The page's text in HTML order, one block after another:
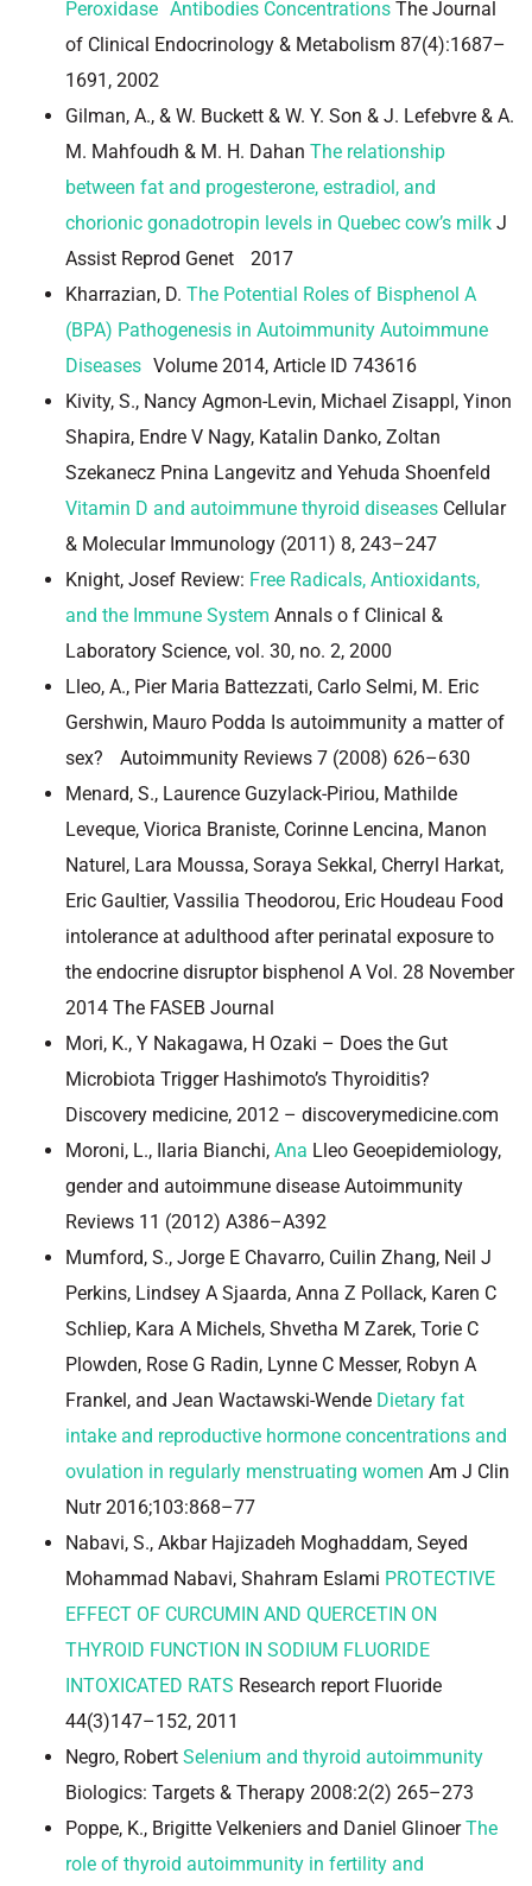
Peroxidase Antibodies Concentrations The Journal
of Clinical Endocrinology & Metabolism 87(4):1687–
1691, 2002
Gilman, A., & W. Buckett & W. Y. Son & J. Lefebvre & A.
M. Mahfoudh & M. H. Dahan The relationship
between fat and progesterone, estradiol, and
chorionic gonadotropin levels in Quebec cow’s milk J
Assist Reprod Genet 2017
Kharrazian, D. The Potential Roles of Bisphenol A
(BPA) Pathogenesis in Autoimmunity Autoimmune
Diseases Volume 2014, Article ID 743616
Kivity, S., Nancy Agmon-Levin, Michael Zisappl, Yinon
Shapira, Endre V Nagy, Katalin Danko, Zoltan
Szekanecz Pnina Langevitz and Yehuda Shoenfeld
Vitamin D and autoimmune thyroid diseases Cellular
& Molecular Immunology (2011) 8, 243–247
Knight, Josef Review: Free Radicals, Antioxidants,
and the Immune System Annals o f Clinical &
Laboratory Science, vol. 30, no. 2, 2000
Lleo, A., Pier Maria Battezzati, Carlo Selmi, M. Eric
Gershwin, Mauro Podda Is autoimmunity a matter of
sex? Autoimmunity Reviews 7 (2008) 626–630
Menard, S., Laurence Guzylack-Piriou, Mathilde
Leveque, Viorica Braniste, Corinne Lencina, Manon
Naturel, Lara Moussa, Soraya Sekkal, Cherryl Harkat,
Eric Gaultier, Vassilia Theodorou, Eric Houdeau Food
intolerance at adulthood after perinatal exposure to
the endocrine disruptor bisphenol A Vol. 28 November
2014 The FASEB Journal
Mori, K., Y Nakagawa, H Ozaki – Does the Gut
Microbiota Trigger Hashimoto’s Thyroiditis?
Discovery medicine, 2012 – discoverymedicine.com
Moroni, L., Ilaria Bianchi, Ana Lleo Geoepidemiology,
gender and autoimmune disease Autoimmunity
Reviews 11 (2012) A386–A392
Mumford, S., Jorge E Chavarro, Cuilin Zhang, Neil J
Perkins, Lindsey A Sjaarda, Anna Z Pollack, Karen C
Schliep, Kara A Michels, Shvetha M Zarek, Torie C
Plowden, Rose G Radin, Lynne C Messer, Robyn A
Frankel, and Jean Wactawski-Wende Dietary fat
intake and reproductive hormone concentrations and
ovulation in regularly menstruating women Am J Clin
Nutr 2016;103:868–77
Nabavi, S., Akbar Hajizadeh Moghaddam, Seyed
Mohammad Nabavi, Shahram Eslami PROTECTIVE
EFFECT OF CURCUMIN AND QUERCETIN ON
THYROID FUNCTION IN SODIUM FLUORIDE
INTOXICATED RATS Research report Fluoride
44(3)147–152, 2011
Negro, Robert Selenium and thyroid autoimmunity
Biologics: Targets & Therapy 2008:2(2) 265–273
Poppe, K., Brigitte Velkeniers and Daniel GlinoerThe
role of thyroid autoimmunity in fertility and